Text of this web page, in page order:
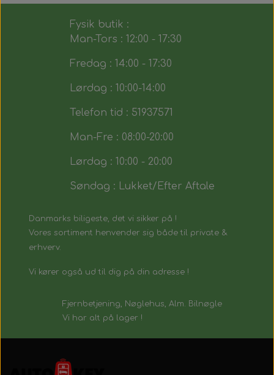
Fysik butik :
Man-Tors : 12:00 - 17:30
Fredag : 14:00 - 17:30
Lørdag : 10:00-14:00
Telefon tid : 51937571
Man-Fre : 08:00-20:00
Lørdag : 10:00 - 20:00
Søndag : Lukket/Efter Aftale
Danmarks biligeste, det vi sikker på !
Vores sortiment henvender sig både til private &
erhverv.
Vi kører også ud til dig på din adresse !
Fjernbetjening, Nøglehus, Alm. Bilnøgle
Vi har alt på lager !